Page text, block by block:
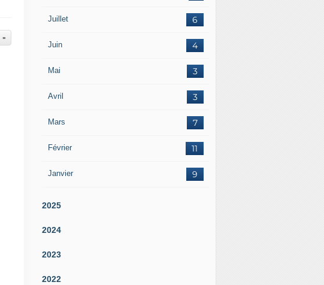
Juillet 6
Juin 4
Mai 3
Avril 3
Mars 7
Février 11
Janvier 9
2025
2024
2023
2022